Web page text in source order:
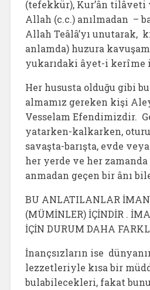
(tefekkür), Kur’ân tilâveti
Allah (c.c.) anılmadan –
Allah Teâlâ’yı unutarak,
anlamda) huzura
yukarıdaki âyet-i kerîme
Her hususta olduğu gibi
almamız gereken kişi
Vesselam Efendimizdir.
yatarken-kalkarken,
savaşta-barışta, evde veya
her yerde ve her zamanda
anmadan geçen bir ânı
BU ANLATILANLAR İMAN
(MÜMİNLER) İÇİNDİR .
İÇİN DURUM DAHA
İnançsızların ise
lezzetleriyle kısa bir
bulabilecekleri, fakat